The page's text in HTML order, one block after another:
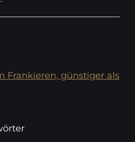
Frankieren, günstiger als